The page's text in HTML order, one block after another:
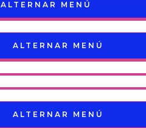
ALTERNAR MENÚ
ALTERNAR MENÚ
ALTERNAR MENÚ